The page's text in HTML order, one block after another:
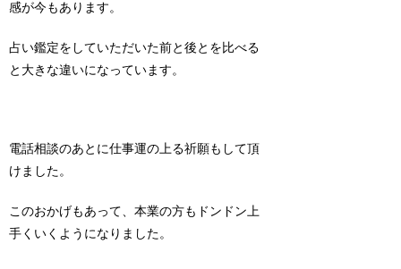
感が今もあります。
占い鑑定をしていただいた前と後とを比べる
と大きな違いになっています。
電話相談のあとに仕事運の上る祈願もして頂
けました。
このおかげもあって、本業の方もドンドン上
手くいくようになりました。